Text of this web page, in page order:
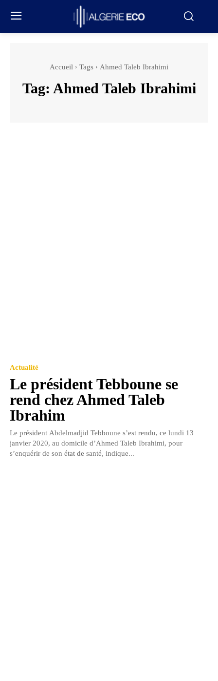
Accueil Tags Ahmed Taleb Ibrahimi
Tag: Ahmed Taleb Ibrahimi
Actualité
Le président Tebboune se
rend chez Ahmed Taleb
Ibrahim
Le président Abdelmadjid Tebboune s’est rendu, ce lundi 13
janvier 2020, au domicile d’Ahmed Taleb Ibrahimi, pour
s’enquérir de son état de santé, indique...